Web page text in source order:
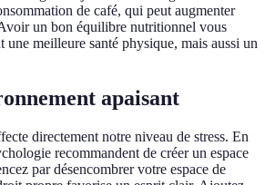
de café, qui peut augmenter
un bon équilibre nutritionnel vous
une meilleure santé physique, mais aussi un
apaisant
directement notre niveau de stress. En
recommandent de créer un espace
par désencombrer votre espace de